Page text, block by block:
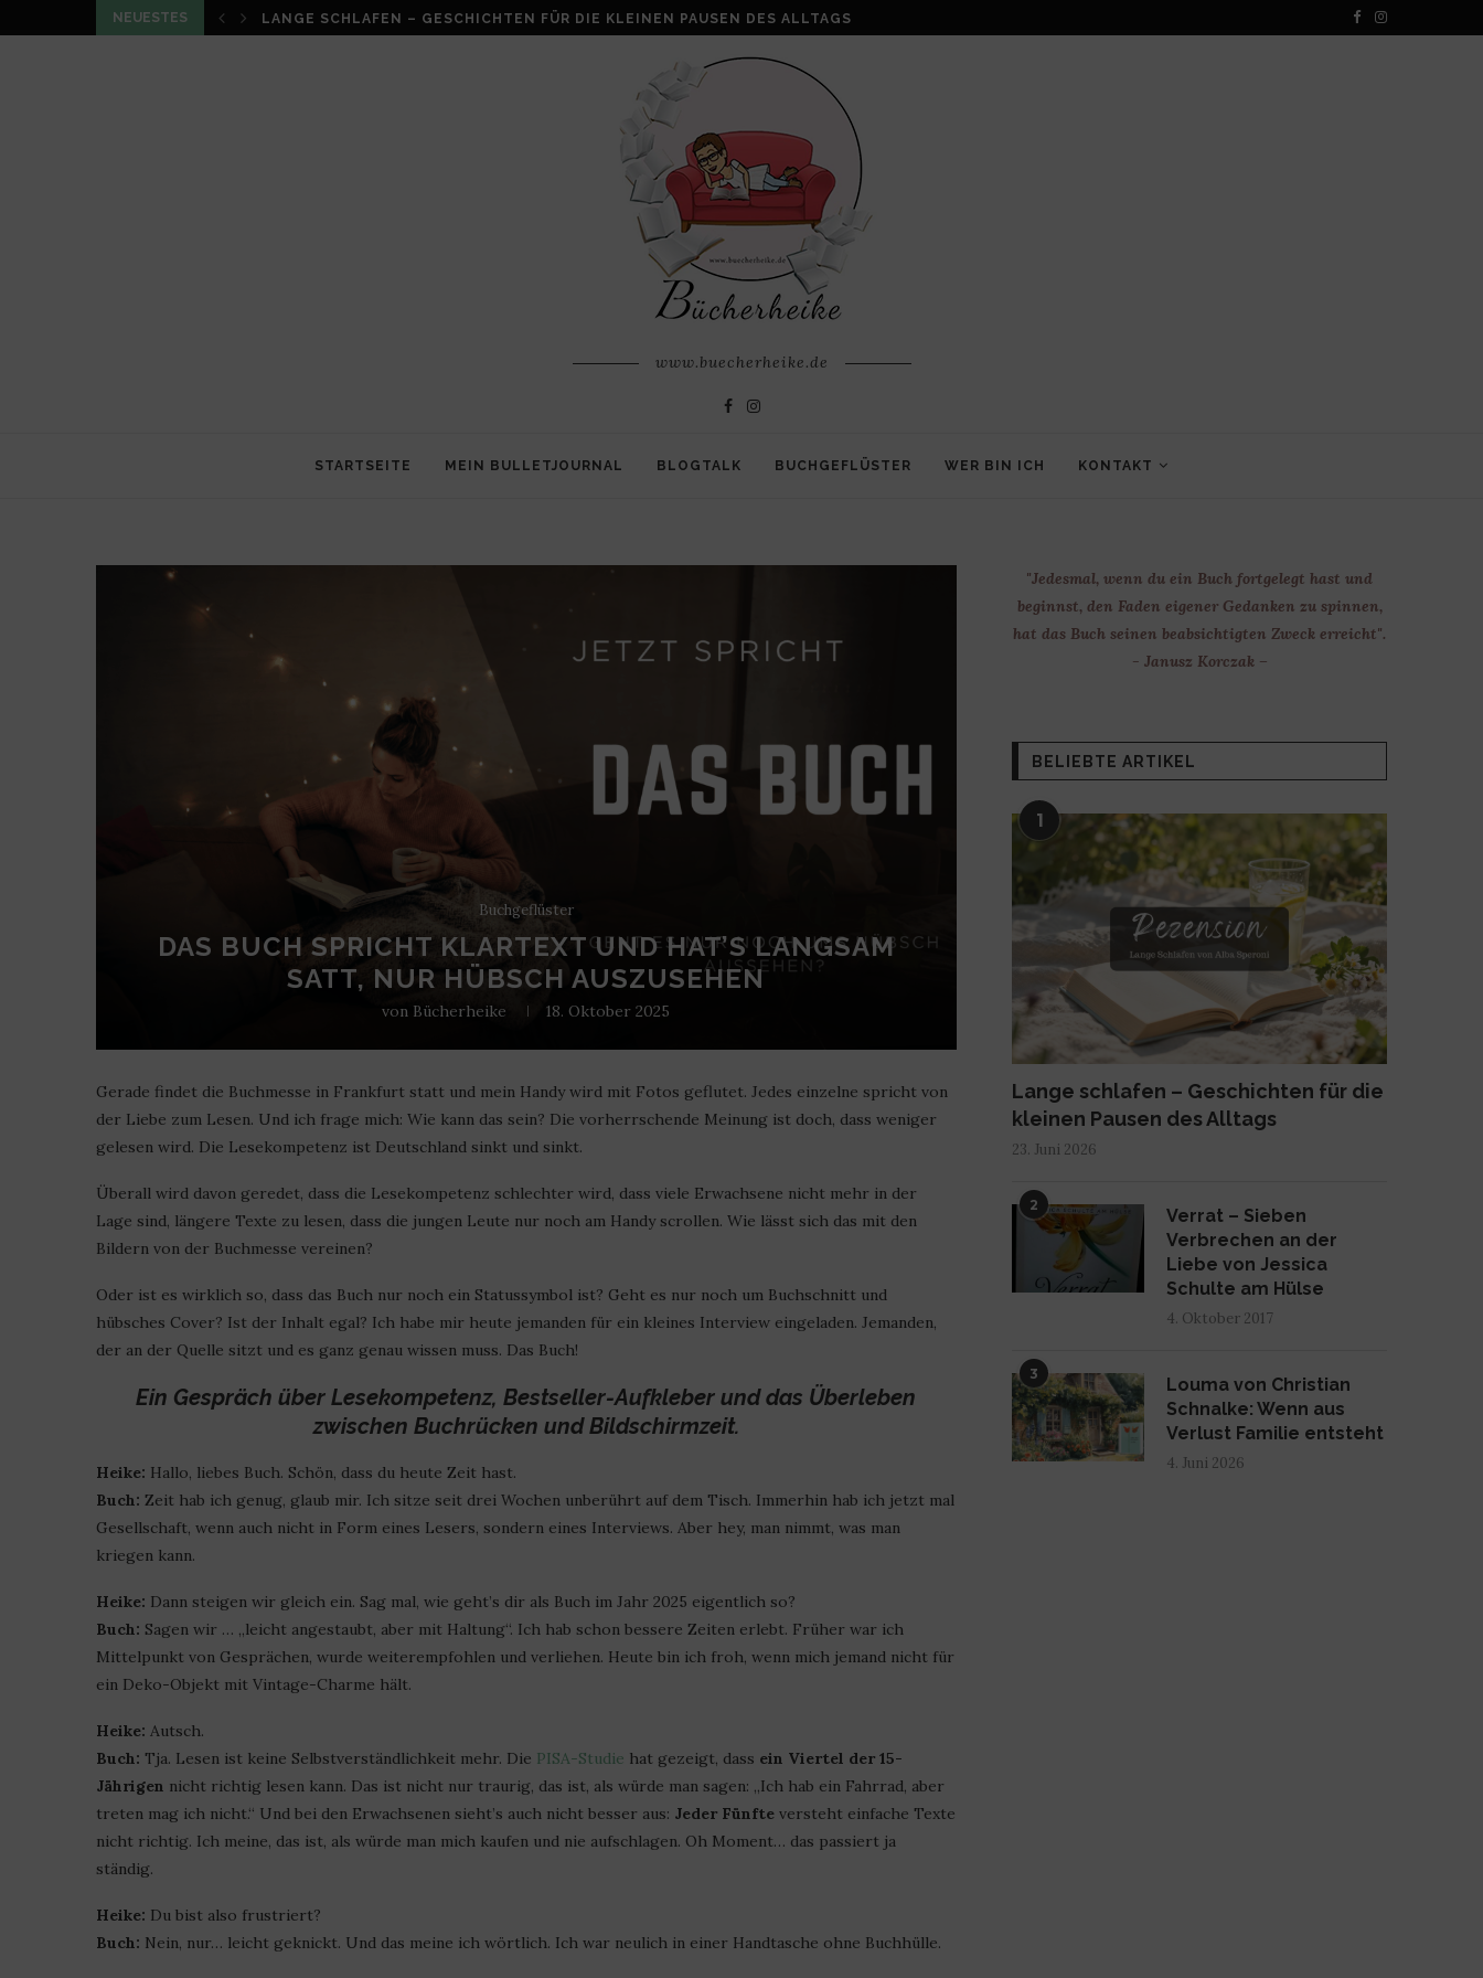
NEUESTES LOUMA VON CHRISTIAN SCHNALKE: WENN AUS VERLUST FAMILIE ENTSTEHT
www.buecherheike.de
STARTSEITE MEIN BULLETJOURNAL BLOGTALK BUCHGEFLÜSTER WER BIN ICH KONTAKT
Buchgeflüster
DAS BUCH SPRICHT KLARTEXT UND HAT’S LANGSAM
SATT, NUR HÜBSCH AUSZUSEHEN
von Bücherheike 18. Oktober 2025
Gerade findet die Buchmesse in Frankfurt statt und mein Handy wird mit Fotos geflutet. Jedes einzelne spricht von
der Liebe zum Lesen. Und ich frage mich: Wie kann das sein? Die vorherrschende Meinung ist doch, dass weniger
gelesen wird. Die Lesekompetenz ist Deutschland sinkt und sinkt.
Überall wird davon geredet, dass die Lesekompetenz schlechter wird, dass viele Erwachsene nicht mehr in der
Lage sind, längere Texte zu lesen, dass die jungen Leute nur noch am Handy scrollen. Wie lässt sich das mit den
Bildern von der Buchmesse vereinen?
Oder ist es wirklich so, dass das Buch nur noch ein Statussymbol ist? Geht es nur noch um Buchschnitt und
hübsches Cover? Ist der Inhalt egal? Ich habe mir heute jemanden für ein kleines Interview eingeladen. Jemanden,
der an der Quelle sitzt und es ganz genau wissen muss. Das Buch!
Ein Gespräch über Lesekompetenz, Bestseller-Aufkleber und das Überleben
zwischen Buchrücken und Bildschirmzeit.
Heike: Hallo, liebes Buch. Schön, dass du heute Zeit hast.
Buch: Zeit hab ich genug, glaub mir. Ich sitze seit drei Wochen unberührt auf dem Tisch. Immerhin hab ich jetzt mal
Gesellschaft, wenn auch nicht in Form eines Lesers, sondern eines Interviews. Aber hey, man nimmt, was man
kriegen kann.
Heike: Dann steigen wir gleich ein. Sag mal, wie geht’s dir als Buch im Jahr 2025 eigentlich so?
Buch: Sagen wir … „leicht angestaubt, aber mit Haltung“. Ich hab schon bessere Zeiten erlebt. Früher war ich
Mittelpunkt von Gesprächen, wurde weiterempfohlen und verliehen. Heute bin ich froh, wenn mich jemand nicht für
ein Deko-Objekt mit Vintage-Charme hält.
Heike: Autsch.
Buch: Tja. Lesen ist keine Selbstverständlichkeit mehr. Die PISA-Studie hat gezeigt, dass ein Viertel der 15-
Jährigen nicht richtig lesen kann. Das ist nicht nur traurig, das ist, als würde man sagen: „Ich hab ein Fahrrad, aber
treten mag ich nicht.“ Und bei den Erwachsenen sieht’s auch nicht besser aus: Jeder Fünfte versteht einfache Texte
nicht richtig. Ich meine, das ist, als würde man mich kaufen und nie aufschlagen. Oh Moment… das passiert ja
ständig.
Heike: Du bist also frustriert?
Buch: Nein, nur… leicht geknickt. Und das meine ich wörtlich. Ich war neulich in einer Handtasche ohne Buchhülle.
"Jedesmal, wenn du ein Buch fortgelegt hast und
beginnst, den Faden eigener Gedanken zu spinnen,
hat das Buch seinen beabsichtigten Zweck erreicht".
- Janusz Korczak –
BELIEBTE ARTIKEL
1
Lange schlafen – Geschichten für die
kleinen Pausen des Alltags
23. Juni 2026
2
Verrat – Sieben
Verbrechen an der
Liebe von Jessica
Schulte am Hülse
4. Oktober 2017
3
Louma von Christian
Schnalke: Wenn aus
Verlust Familie entsteht
4. Juni 2026